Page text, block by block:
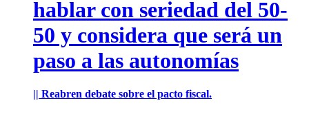
hablar con seriedad del 50-
50 y considera que será un
paso a las autonomías
|| Reabren debate sobre el pacto fiscal.